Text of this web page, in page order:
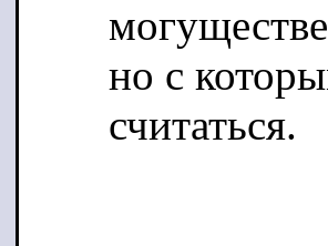
но с
считаться.